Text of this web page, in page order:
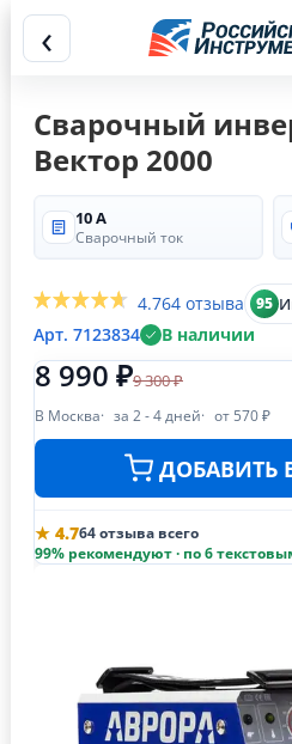
‹
Сварочный
Вектор 2000
10 А
Сварочный ток
4.764 отзыва 95
Арт. 7123834 В наличии
8 990 ₽9 300 ₽
В Москва за 2 - 4 дней от 570 ₽
ДОБАВИТЬ
★ 4.764 отзыва всего
99% рекомендуют · по 6